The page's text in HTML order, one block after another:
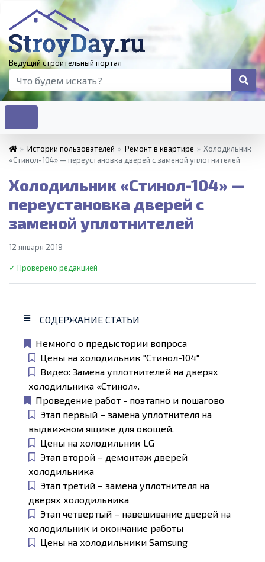
Ведущий строительный портал
» Истории пользователей » Ремонт в квартире » Холодильник
«Стинол-104» — переустановка дверей с заменой уплотнителей
Холодильник «Стинол-104» —
переустановка дверей с
заменой уплотнителей
12 января 2019
✓ Проверено редакцией
СОДЕРЖАНИЕ СТАТЬИ
Немного о предыстории вопроса
Цены на холодильник "Стинол-104"
Видео: Замена уплотнителей на дверях
холодильника «Стинол».
Проведение работ - поэтапно и пошагово
Этап первый – замена уплотнителя на
выдвижном ящике для овощей.
Цены на холодильник LG
Этап второй – демонтаж дверей
холодильника
Этап третий – замена уплотнителя на
дверях холодильника
Этап четвертый – навешивание дверей на
холодильник и окончание работы
Цены на холодильники Samsung